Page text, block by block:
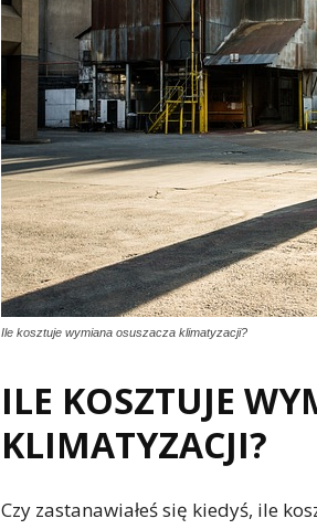
Ile kosztuje wymiana osuszacza klimatyzacji?
ILE KOSZTUJE
KLIMATYZACJI?
Czy zastanawiałeś się kiedyś, ile